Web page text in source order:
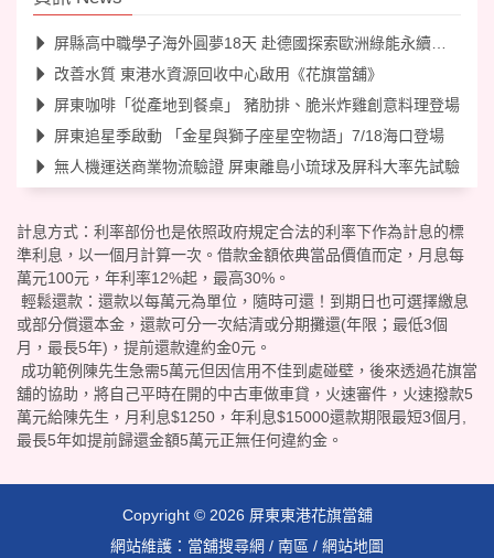
屏縣高中職學子海外圓夢18天 赴德國探索歐洲綠能永續工業
改善水質 東港水資源回收中心啟用《花旗當舖》
屏東咖啡「從產地到餐桌」 豬肋排、脆米炸雞創意料理登場
屏東追星季啟動 「金星與獅子座星空物語」7/18海口登場
無人機運送商業物流驗證 屏東離島小琉球及屏科大率先試驗
計息方式：利率部份也是依照政府規定合法的利率下作為計息的標
準利息，以一個月計算一次。借款金額依典當品價值而定，月息每
萬元100元，年利率12%起，最高30%。
輕鬆還款：還款以每萬元為單位，隨時可還！到期日也可選擇繳息
或部分償還本金，還款可分一次結清或分期攤還(年限；最低3個
月，最長5年)，提前還款違約金0元。
成功範例陳先生急需5萬元但因信用不佳到處碰壁，後來透過花旗當
舖的協助，將自己平時在開的中古車做車貸，火速審件，火速撥款5
萬元給陳先生，月利息$1250，年利息$15000還款期限最短3個月,
最長5年如提前歸還金額5萬元正無任何違約金。
Copyright © 2026 屏東東港花旗當舖
網站維護： 當舖搜尋網 / 南區 / 網站地圖